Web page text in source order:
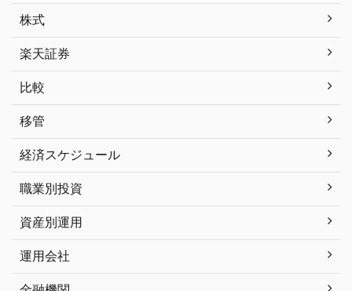
株式
楽天証券
比較
移管
経済スケジュール
職業別投資
資産別運用
運用会社